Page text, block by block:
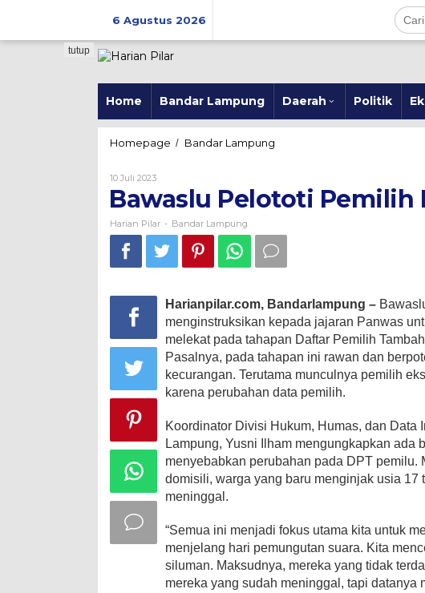
6 Agustus 2026
Home Bandar Lampung Daerah Politik
tutup
Homepage / Bandar Lampung
10 Juli 2023Oleh
Pilar
Bawaslu Pelototi Pemilih
Harian Pilar - Bandar Lampung
Harianpilar.com, Bandarlampung –
menginstruksikan kepada jajaran Panwas
melekat pada tahapan Daftar Pemilih
Pasalnya, pada tahapan ini rawan dan
kecurangan. Terutama munculnya pemilih
karena perubahan data pemilih.
Koordinator Divisi Hukum, Humas, dan Data
Lampung, Yusni Ilham mengungkapkan ada
menyebabkan perubahan pada DPT pemilu.
domisili, warga yang baru menginjak usia 17
meninggal.
“Semua ini menjadi fokus utama kita untuk
menjelang hari pemungutan suara. Kita
siluman. Maksudnya, mereka yang tidak
mereka yang sudah meninggal, tapi datanya